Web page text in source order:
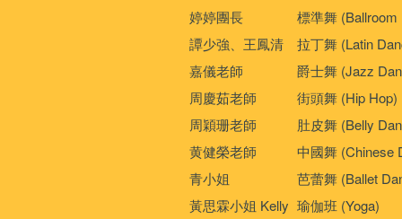
婷婷團長
譚少強、王鳳清
嘉儀老師
周慶茹老師
周穎珊老師
黄健榮老師
青小姐
黃思霖小姐 Kelly
標準舞 (Ballroom
拉丁舞 (Latin
爵士舞 (Jazz
街頭舞 (Hip Hop)
肚皮舞 (Belly
中國舞 (Chinese
芭蕾舞 (Ballet
瑜伽班 (Yoga)